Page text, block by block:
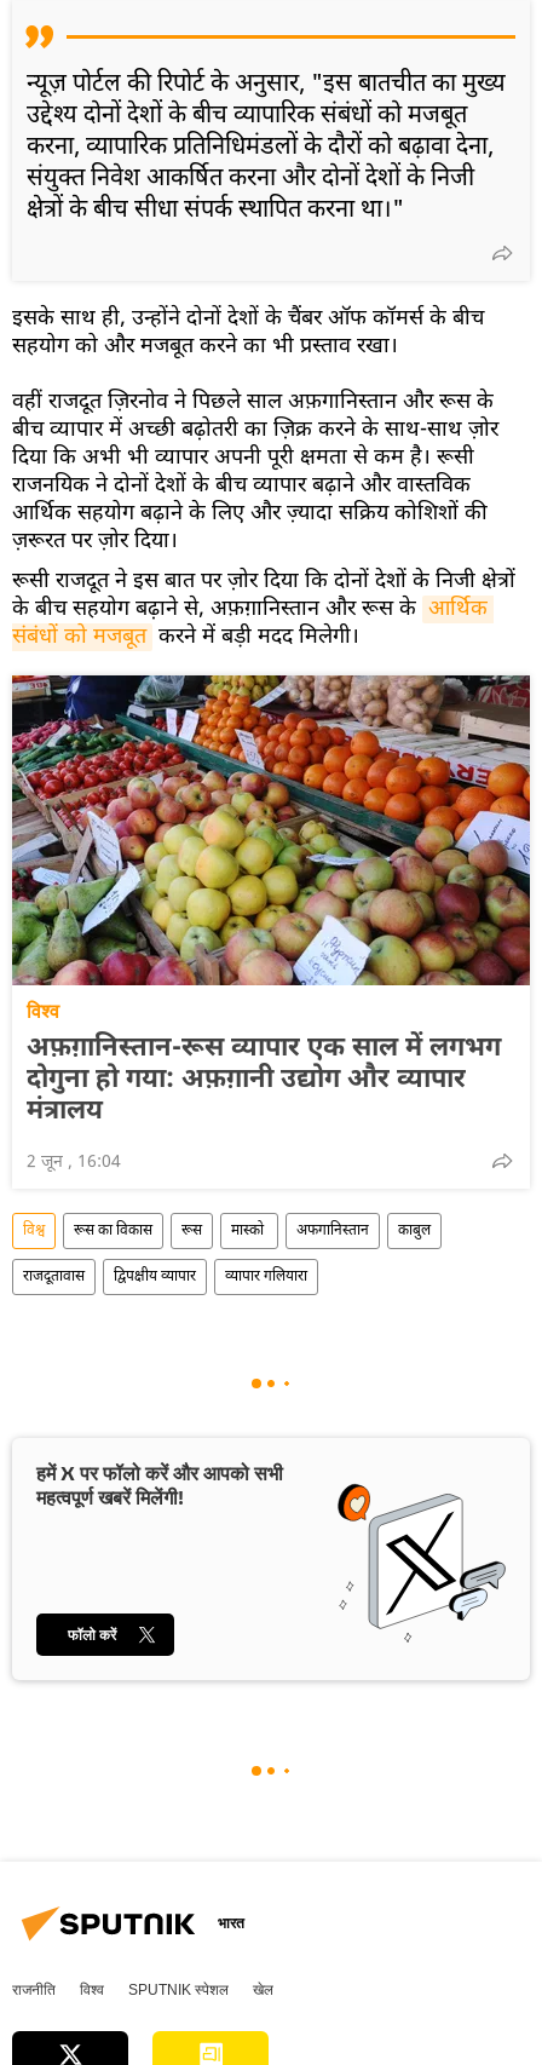
न्यूज़ पोर्टल की रिपोर्ट के अनुसार, "इस बातचीत का मुख्य
उद्देश्य दोनों देशों के बीच व्यापारिक संबंधों को मजबूत
करना, व्यापारिक प्रतिनिधिमंडलों के दौरों को बढ़ावा देना,
संयुक्त निवेश आकर्षित करना और दोनों देशों के निजी
क्षेत्रों के बीच सीधा संपर्क स्थापित करना था।"
इसके साथ ही, उन्होंने दोनों देशों के चैंबर ऑफ कॉमर्स के बीच
सहयोग को और मजबूत करने का भी प्रस्ताव रखा।
वहीं राजदूत ज़िरनोव ने पिछले साल अफ़गानिस्तान और रूस के
बीच व्यापार में अच्छी बढ़ोतरी का ज़िक्र करने के साथ-साथ ज़ोर
दिया कि अभी भी व्यापार अपनी पूरी क्षमता से कम है। रूसी
राजनयिक ने दोनों देशों के बीच व्यापार बढ़ाने और वास्तविक
आर्थिक सहयोग बढ़ाने के लिए और ज़्यादा सक्रिय कोशिशों की
ज़रूरत पर ज़ोर दिया।
रूसी राजदूत ने इस बात पर ज़ोर दिया कि दोनों देशों के निजी क्षेत्रों
के बीच सहयोग बढ़ाने से, अफ़ग़ानिस्तान और रूस के आर्थिक
संबंधों को मजबूत करने में बड़ी मदद मिलेगी।
विश्व
अफ़ग़ानिस्तान-रूस व्यापार एक साल में लगभग
दोगुना हो गया: अफ़ग़ानी उद्योग और व्यापार
मंत्रालय
2 जून , 16:04
विश्व रूस का विकास रूस मास्को अफगानिस्तान काबुल
राजदूतावास द्विपक्षीय व्यापार व्यापार गलियारा
हमें X पर फॉलो करें और आपको सभी
महत्वपूर्ण खबरें मिलेंगी!
फॉलो करें
भारत
राजनीति विश्व SPUTNIK स्पेशल खेल